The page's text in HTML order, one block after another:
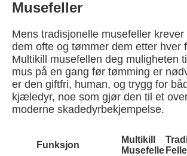
Musefeller
Mens tradisjonelle musefeller
dem ofte og tømmer dem etter hver
Multikill musefellen deg muligheten
mus på en gang før tømming er
er den giftfri, human, og trygg for
kjæledyr, noe som gjør den til et
moderne skadedyrbekjempelse.
Funksjon
Multikill
Musefelle Felle